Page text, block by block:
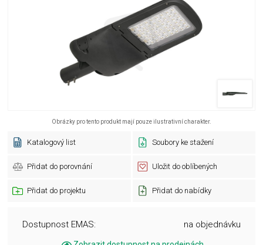
Obrázky pro tento produkt mají pouze ilustrativní charakter.
Katalogový list Soubory ke stažení
Přidat do porovnání Uložit do oblíbených
Přidat do projektu Přidat do nabídky
Dostupnost EMAS: na objednávku